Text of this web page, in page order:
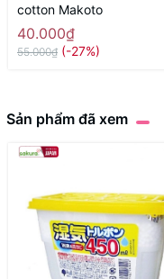
cotton Makoto
40.000₫
55.000₫ (-27%)
Sản phẩm đã xem